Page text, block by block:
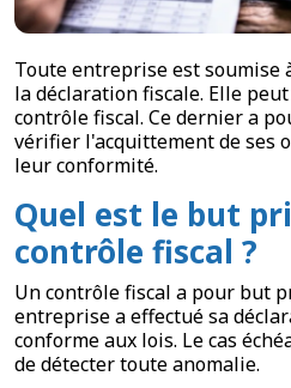
Toute entreprise est soumise
la déclaration fiscale. Elle
contrôle fiscal. Ce dernier a
vérifier l'acquittement de ses
leur conformité.
Quel est le but
contrôle fiscal ?
Un contrôle fiscal a pour but
entreprise a effectué sa
conforme aux lois. Le cas
de détecter toute anomalie.